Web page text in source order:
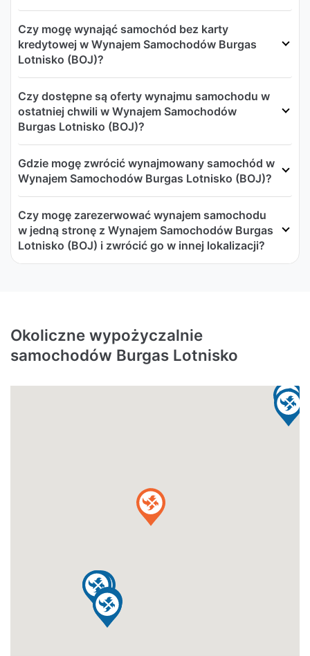
Czy mogę wynająć samochód bez karty
kredytowej w Wynajem Samochodów Burgas
Lotnisko (BOJ)?
Czy dostępne są oferty wynajmu samochodu w
ostatniej chwili w Wynajem Samochodów
Burgas Lotnisko (BOJ)?
Gdzie mogę zwrócić wynajmowany samochód w
Wynajem Samochodów Burgas Lotnisko (BOJ)?
Czy mogę zarezerwować wynajem samochodu
w jedną stronę z Wynajem Samochodów Burgas
Lotnisko (BOJ) i zwrócić go w innej lokalizacji?
Okoliczne wypożyczalnie
samochodów Burgas Lotnisko